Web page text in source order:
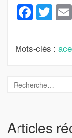
Mots-clés :
Articles